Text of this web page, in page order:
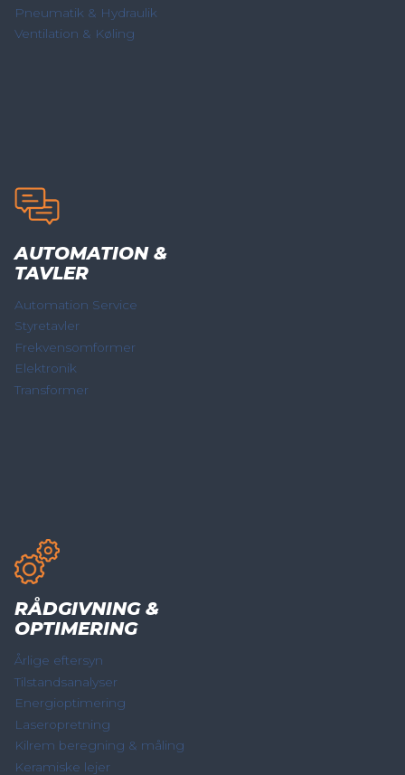
Pneumatik & Hydraulik
Ventilation & Køling
AUTOMATION &
TAVLER
Automation Service
Styretavler
Frekvensomformer
Elektronik
Transformer
RÅDGIVNING &
OPTIMERING
Årlige eftersyn
Tilstandsanalyser
Energioptimering
Laseropretning
Kilrem beregning & måling
Keramiske lejer